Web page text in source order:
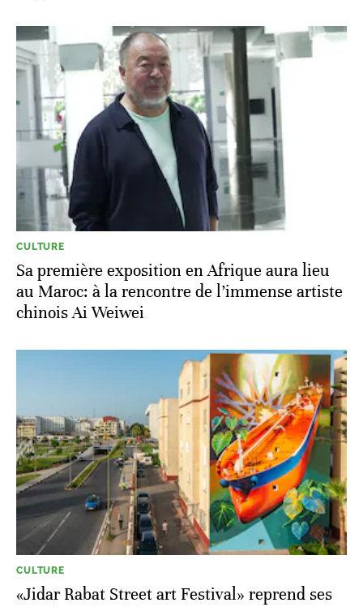
CULTURE
Sa première exposition en Afrique aura lieu
au Maroc: à la rencontre de l’immense artiste
chinois Ai Weiwei
CULTURE
«Jidar Rabat Street art Festival» reprend ses